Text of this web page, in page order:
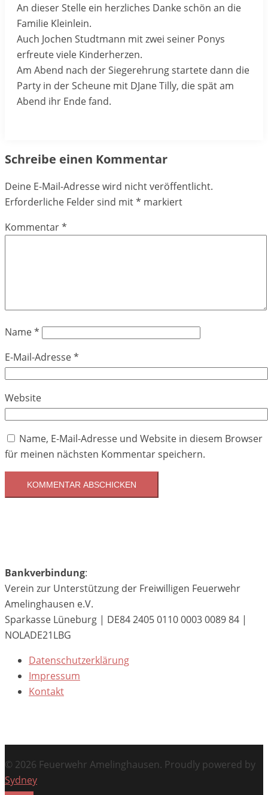
An dieser Stelle ein herzliches Danke schön an die
Familie Kleinlein.
Auch Jochen Studtmann mit zwei seiner Ponys
erfreute viele Kinderherzen.
Am Abend nach der Siegerehrung startete dann die
Party in der Scheune mit DJane Tilly, die spät am
Abend ihr Ende fand.
Schreibe einen Kommentar
Deine E-Mail-Adresse wird nicht veröffentlicht.
Erforderliche Felder sind mit* markiert
Kommentar*
Name*
E-Mail-Adresse*
Website
Name, E-Mail-Adresse und Website in diesem Browser
für meinen nächsten Kommentar speichern.
Bankverbindung:
Verein zur Unterstützung der Freiwilligen Feuerwehr
Amelinghausen e.V.
Sparkasse Lüneburg | DE84 2405 0110 0003 0089 84 |
NOLADE21LBG
Datenschutzerklärung
Impressum
Kontakt
© 2026 Feuerwehr Amelinghausen. Proudly powered by
Sydney